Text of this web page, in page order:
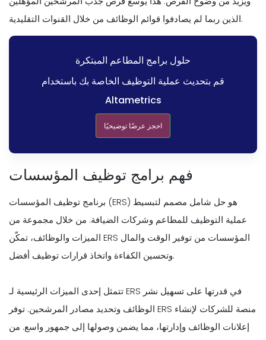
الذين ربما لم يصادفوا قوائم الوظائف من خلال القنوات التقليدية.
حلول برامج المطاعم المبتكرة
قم بتحديث عملية التوظيف الخاصة بك باستخدام
Altametrics
احجز عرضًا توضيحيًا
فهم برامج توظيف المؤسسات
برنامج توظيف المؤسسات (ERS) هو حل شامل مصمم لتبسيط
عملية التوظيف للمطاعم وشركات الضيافة. من خلال مجموعة من
الميزات والوظائف، تمكّن ERS المؤسسات من توفير الوقت والمال
وتحسين الكفاءة واتخاذ قرارات توظيف أفضل.
تتمثل إحدى الميزات الرئيسية لـ ERS في قدرتها على تسهيل نشر
الوظائف وتحديد مصادر المرشحين. توفر ERS منصة للشركات لإنشاء
إعلانات الوظائف وإدارتها، مما يضمن وصولها إلى جمهور واسع. من